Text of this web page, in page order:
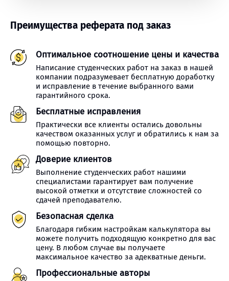
Преимущества реферата под заказ
Оптимальное соотношение цены и качества
Написание студенческих работ на заказ в нашей
компании подразумевает бесплатную доработку
и исправление в течение выбранного вами
гарантийного срока.
Бесплатные исправления
Практически все клиенты остались довольны
качеством оказанных услуг и обратились к нам за
помощью повторно.
Доверие клиентов
Выполнение студенческих работ нашими
специалистами гарантирует вам получение
высокой отметки и отсутствие сложностей со
сдачей преподавателю.
Безопасная сделка
Благодаря гибким настройкам калькулятора вы
можете получить подходящую конкретно для вас
цену. В любом случае вы получаете
максимальное качество за адекватные деньги.
Профессиональные авторы